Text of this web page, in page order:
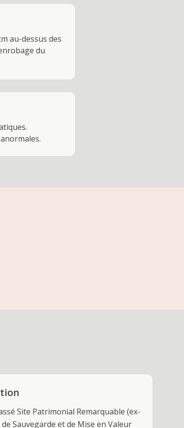
au-dessus des
du
Site Patrimonial Remarquable (ex-
Sauvegarde et de Mise en Valeur